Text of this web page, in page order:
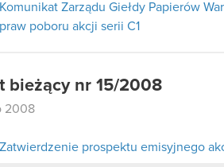
Komunikat Zarządu Giełdy Papierów
praw poboru akcji serii C1
bieżący nr 15/2008
2008
Zatwierdzenie prospektu emisyjnego